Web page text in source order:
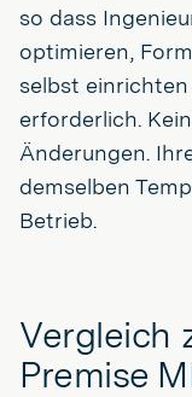
so dass
optimieren,
selbst
erforderlich.
Änderungen.
demselben
Betrieb.
Vergleich
Premise